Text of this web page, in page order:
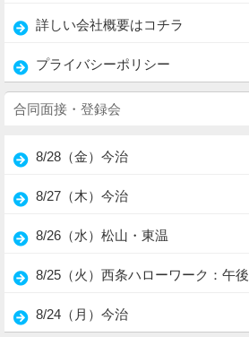
詳しい会社概要はコチラ
プライバシーポリシー
合同面接・登録会
8/28（金）今治
8/27（木）今治
8/26（水）松山・東温
8/25（火）西条ハローワーク：午後
8/24（月）今治